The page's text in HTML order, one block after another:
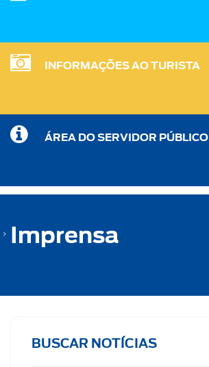
INFORMAÇÕES AO TURISTA
ÁREA DO SERVIDOR PÚBLICO
Imprensa
BUSCAR NOTÍCIAS